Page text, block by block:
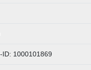
ID: 1000101869